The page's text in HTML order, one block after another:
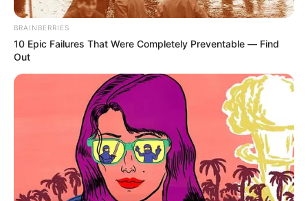
BRAINBERRIES
10 Epic Failures That Were Completely Preventable — Find
Out